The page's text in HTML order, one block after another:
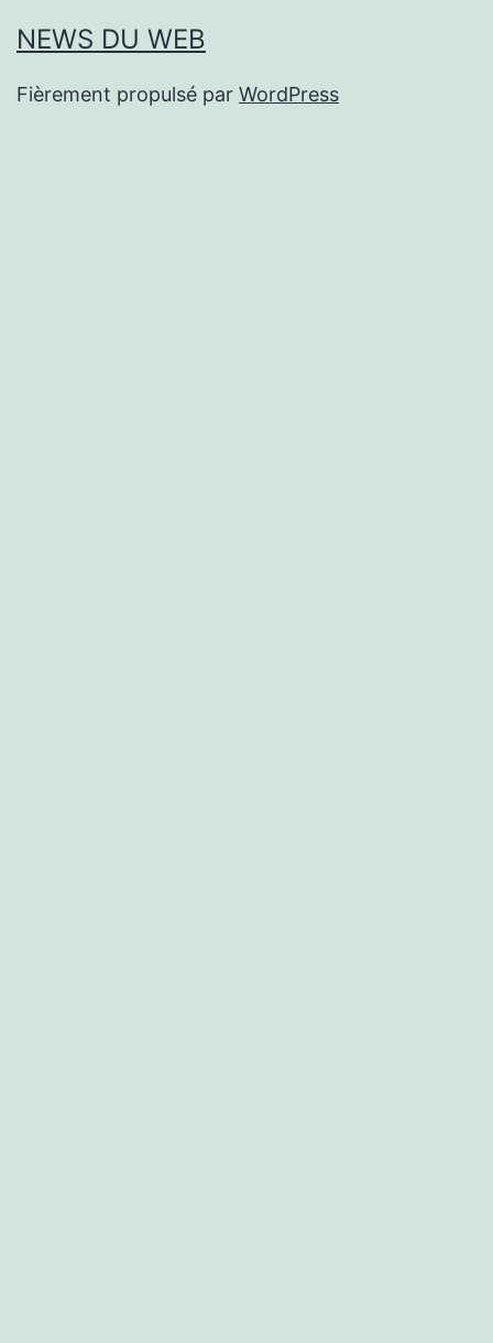
NEWS DU WEB
Fièrement propulsé par WordPress